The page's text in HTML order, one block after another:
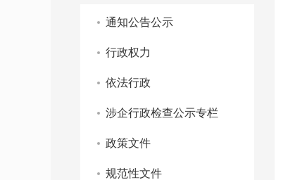
通知公告公示
行政权力
依法行政
涉企行政检查公示专栏
政策文件
规范性文件